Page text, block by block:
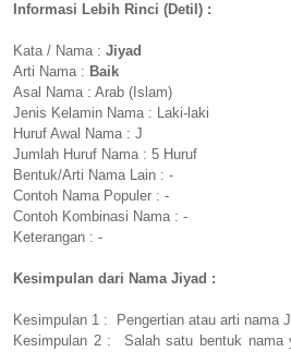
Informasi Lebih Rinci (Detil) :
Kata / Nama : Jiyad
Arti Nama : Baik
Asal Nama : Arab (Islam)
Jenis Kelamin Nama : Laki-laki
Huruf Awal Nama : J
Jumlah Huruf Nama : 5 Huruf
Bentuk/Arti Nama Lain : -
Contoh Nama Populer : -
Contoh Kombinasi Nama : -
Keterangan : -
Kesimpulan dari Nama Jiyad :
Kesimpulan 1 : Pengertian atau arti nama
Kesimpulan 2 : Salah satu bentuk nama